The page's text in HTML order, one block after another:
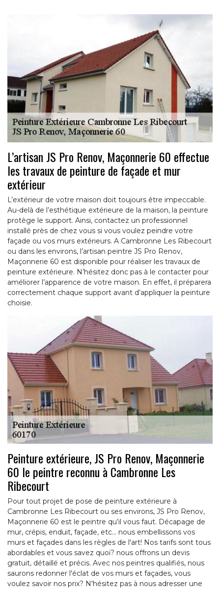
L’artisan JS Pro Renov, Maçonnerie 60 effectue
les travaux de peinture de façade et mur
extérieur
L’extérieur de votre maison doit toujours être impeccable.
Au-delà de l’esthétique extérieure de la maison, la peinture
protège le support. Ainsi, contactez un professionnel
installé près de chez vous si vous voulez peindre votre
façade ou vos murs extérieurs. A Cambronne Les Ribecourt
ou dans les environs, l’artisan peintre JS Pro Renov,
Maçonnerie 60 est disponible pour réaliser les travaux de
peinture extérieure. N’hésitez donc pas à le contacter pour
améliorer l’apparence de votre maison. En effet, il préparera
correctement chaque support avant d’appliquer la peinture
choisie.
Peinture extérieure, JS Pro Renov, Maçonnerie
60 le peintre reconnu à Cambronne Les
Ribecourt
Pour tout projet de pose de peinture extérieure à
Cambronne Les Ribecourt ou ses environs, JS Pro Renov,
Maçonnerie 60 est le peintre qu’il vous faut. Décapage de
mur, crépis, enduit, façade, etc... nous embellissons vos
murs et façades dans les règles de l'art! Nos tarifs sont tous
abordables et vous savez quoi? nous offrons un devis
gratuit, détaillé et précis. Avec nos peintres qualifiés, nous
saurons redonner l'éclat de vos murs et façades, vous
voulez savoir nos prix? N'hésitez pas à nous adresser une